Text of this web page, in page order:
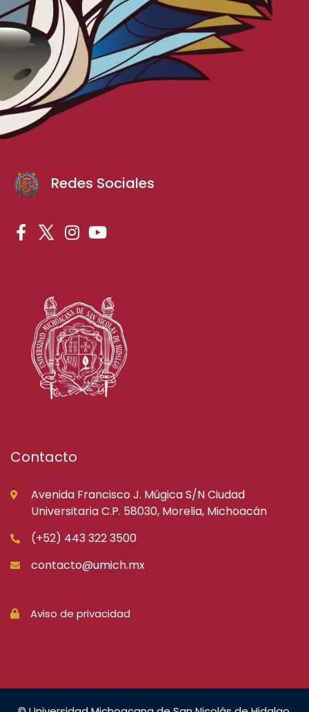
Redes Sociales
Contacto
Avenida Francisco J. Múgica S/N Ciudad
Universitaria C.P. 58030, Morelia, Michoacán
(+52) 443 322 3500
contacto@umich.mx
Aviso de privacidad